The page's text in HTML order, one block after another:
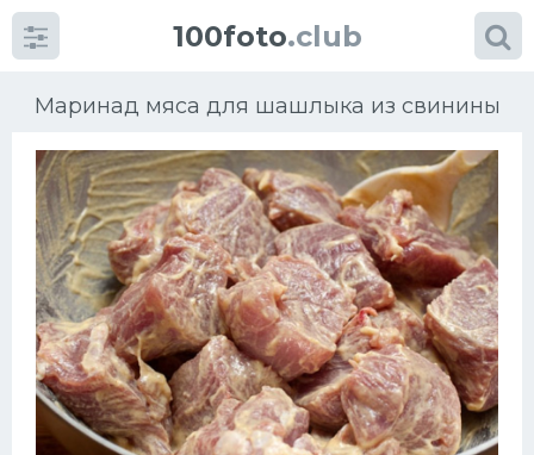
100foto.club
Маринад мяса для шашлыка из свинины
Категориикартинок
Супы
Мясные блюда
Печенье